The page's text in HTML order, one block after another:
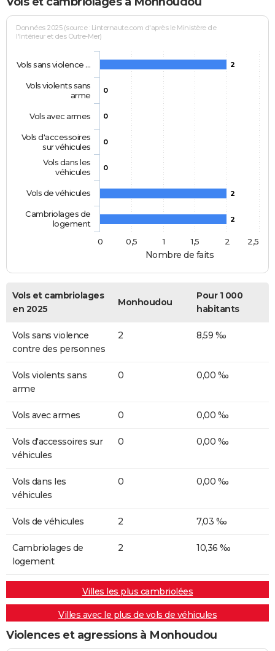
Nombre de faits
Données 2025 (source : Linternaute.com d'après le Ministère de
l'Intérieur et des Outre-Mer)
2
0
0
0
0
2
2
Vols sans violence …
Vols violents sans
arme
Vols avec armes
Vols d'accessoires
sur véhicules
Vols dans les
véhicules
Vols de véhicules
Cambriolages de
logement
0
0,5 1 1,5 2 2,5
Vols et cambriolages
en 2025
Monhoudou
Pour 1 000
habitants
Vols sans violence
contre des personnes
2 8,59 ‰
Vols violents sans
arme
0 0,00 ‰
Vols avec armes 0 0,00 ‰
Vols d'accessoires sur
véhicules
0 0,00 ‰
Vols dans les
véhicules
0 0,00 ‰
Vols de véhicules 2 7,03 ‰
Cambriolages de
logement
2 10,36 ‰
Villes les plus cambriolées
Villes avec le plus de vols de véhicules
Violences et agressions à Monhoudou